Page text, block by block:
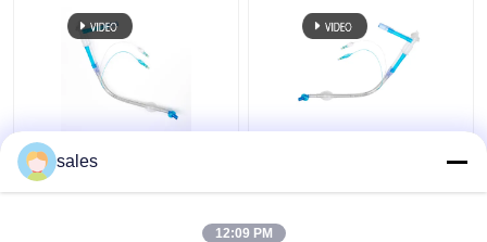
FR28-FR41 एंडोट्रैचियल
डबल लुमेन ट्यूब ट्रेकिअल
sales
12:09 PM